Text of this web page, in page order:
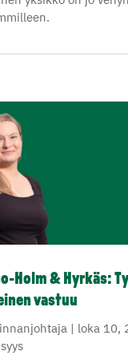
Holm & Hyrkäs:
vastuu
| loka 10,